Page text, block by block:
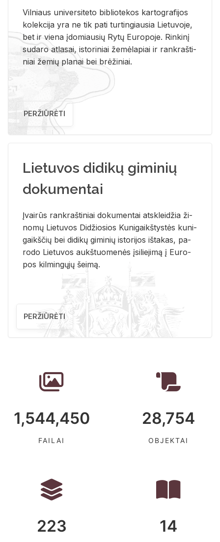
Vil­niaus uni­ver­si­te­to bi­b­lio­te­kos kar­to­gra­fi­jos
ko­lek­ci­ja yra ne tik pati tur­tin­giau­sia Lie­tu­vo­je,
bet ir vie­na įdo­miau­sių Rytų Eu­ro­po­je. Rin­ki­nį
su­da­ro at­la­sai, is­to­ri­niai že­mė­la­piai ir rank­raš­ti­
niai že­mių pla­nai bei brė­ži­niai.
PERŽIŪRĖTI
Lietuvos didikų giminių
dokumentai
Įvai­rūs rank­raš­ti­niai do­ku­men­tai at­sklei­džia ži­
no­mų Lie­tu­vos Di­džio­sios Ku­ni­gaikš­tys­tės ku­ni­
gaikš­čių bei di­di­kų gi­mi­nių is­to­ri­jos iš­ta­kas, pa­
ro­do Lie­tu­vos aukš­tuo­me­nės įsi­lie­ji­mą į Eu­ro­
pos kil­min­gų­jų šei­mą.
PERŽIŪRĖTI
1,544,450
FAILAI
28,754
OBJEKTAI
223 14